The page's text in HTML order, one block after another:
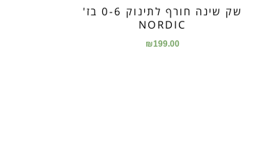
שק שינה חורף לתינוק 0-6 בז'
NORDIC
₪199.00